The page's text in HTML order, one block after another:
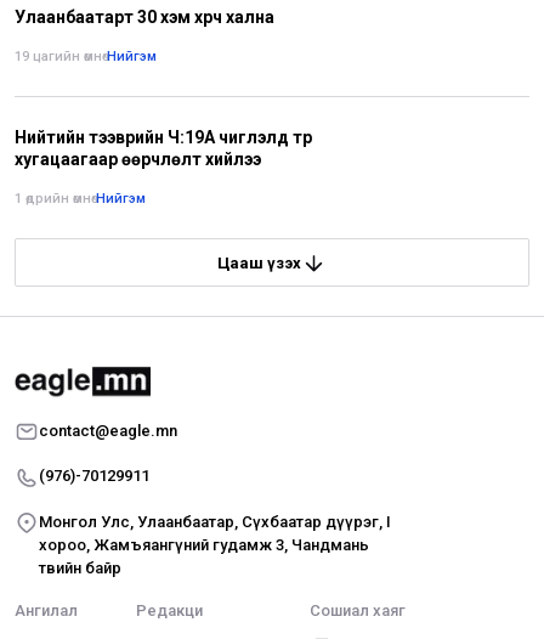
Улаанбаатарт 30 хэм хүрч хална
19 цагийн өмнө•Нийгэм
Нийтийн тээврийн Ч:19А чиглэлд түр
хугацаагаар өөрчлөлт хийлээ
1 өдрийн өмнө•Нийгэм
Цааш үзэх
contact@eagle.mn
(976)-70129911
Монгол Улс, Улаанбаатар, Сүхбаатар дүүрэг, I
хороо, Жамъяангүний гудамж 3, Чандмань
төвийн байр
Ангилал
Редакци
Сошиал хаяг